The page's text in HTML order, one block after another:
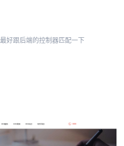
好跟后端的控制器匹配一下